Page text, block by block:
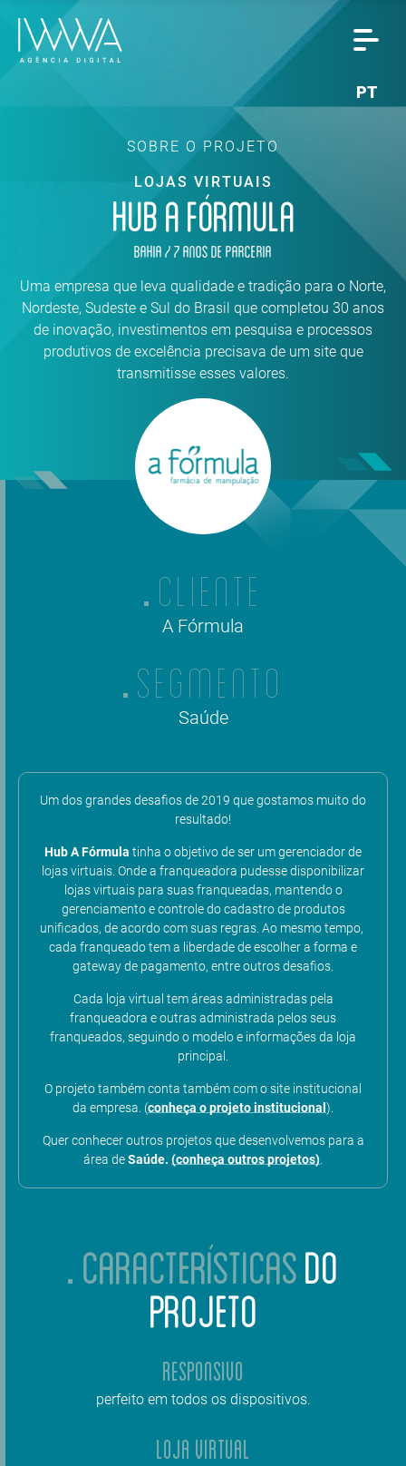
PT
SOBRE O PROJETO
LOJAS VIRTUAIS
HUB A FÓRMULA
Bahia / 7 anos de parceria
Uma empresa que leva qualidade e tradição para o Norte,
Nordeste, Sudeste e Sul do Brasil que completou 30 anos
de inovação, investimentos em pesquisa e processos
produtivos de excelência precisava de um site que
transmitisse esses valores.
CLIENTE
A Fórmula
SEGMENTO
Saúde
Um dos grandes desafios de 2019 que gostamos muito do
resultado!
HubA Fórmula tinha o objetivo de ser um gerenciador de
lojas virtuais. Onde a franqueadora pudesse disponibilizar
lojas virtuais para suas franqueadas, mantendo o
gerenciamento e controle do cadastro de produtos
unificados, de acordo com suas regras. Ao mesmo tempo,
cada franqueado tem a liberdade de escolher a forma e
gateway de pagamento, entre outros desafios.
Cada loja virtual tem áreas administradas pela
franqueadora e outras administrada pelos seus
franqueados, seguindo o modelo e informações da loja
principal.
O projeto também conta também com o site institucional
da empresa. (conheça o projeto institucional ).
Quer conhecer outros projetos que desenvolvemos para a
área deSaúde. (conheça outros projetos)
CARACTERÍSTICASDO
PROJETO
Responsivo
perfeito em todos os dispositivos.
Loja Virtual